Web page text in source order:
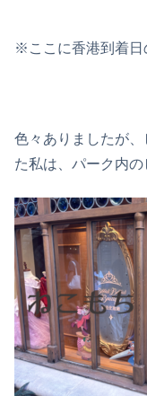
※ここに香港到着日
色々ありましたが
た私は、パーク内の